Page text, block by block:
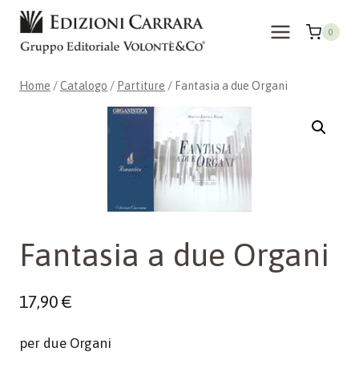
Salta
contenuto
0
Home /Catalogo / Partiture / Fantasia a due Organi
Fantasia a due Organi
17,90€
per due Organi